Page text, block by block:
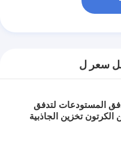
سعر ل
المستودعات لتدفق
تخزين الجاذبية